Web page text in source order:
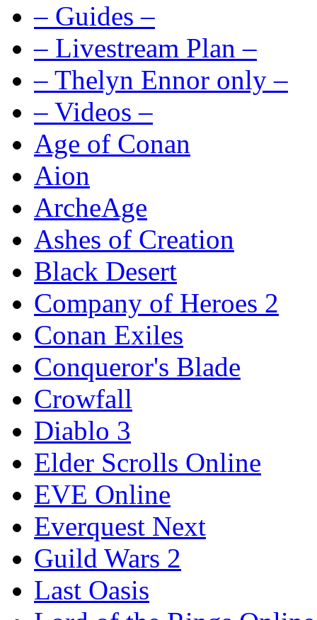
– Guides –
– Livestream Plan –
– Thelyn Ennor only –
– Videos –
Age of Conan
Aion
ArcheAge
Ashes of Creation
Black Desert
Company of Heroes 2
Conan Exiles
Conqueror's Blade
Crowfall
Diablo 3
Elder Scrolls Online
EVE Online
Everquest Next
Guild Wars 2
Last Oasis